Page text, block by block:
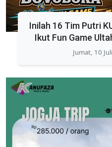
Inilah 16 Tim Putri
Ikut Fun Game
Jumat, 10